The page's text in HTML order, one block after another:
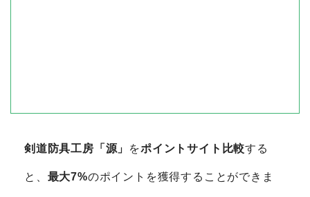
剣道防具工房「源」 をポイントサイト比較する
と、 最大7%のポイントを獲得することができま